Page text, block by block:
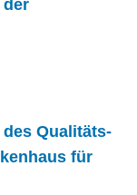
der
Qualitäts-
für